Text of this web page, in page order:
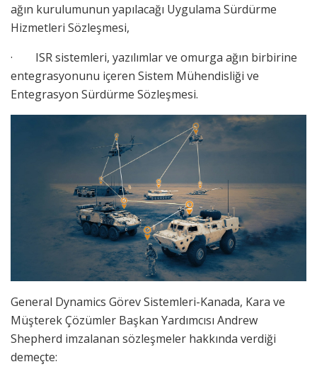
ağın kurulumunun yapılacağı Uygulama Sürdürme
Hizmetleri Sözleşmesi,
· ISR sistemleri, yazılımlar ve omurga ağın birbirine
entegrasyonunu içeren Sistem Mühendisliği ve
Entegrasyon Sürdürme Sözleşmesi.
General Dynamics Görev Sistemleri-Kanada, Kara ve
Müşterek Çözümler Başkan Yardımcısı Andrew
Shepherd imzalanan sözleşmeler hakkında verdiği
demeçte: